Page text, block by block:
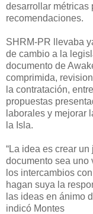
desarrollar métricas
recomendaciones.
SHRM-PR llevaba
de cambio a la
documento de
comprimida,
la contratación,
propuestas
laborales y mejorar
la Isla.
“La idea es crear
documento sea uno
los intercambios
hagan suya la
las ideas en ánimo
indicó Montes